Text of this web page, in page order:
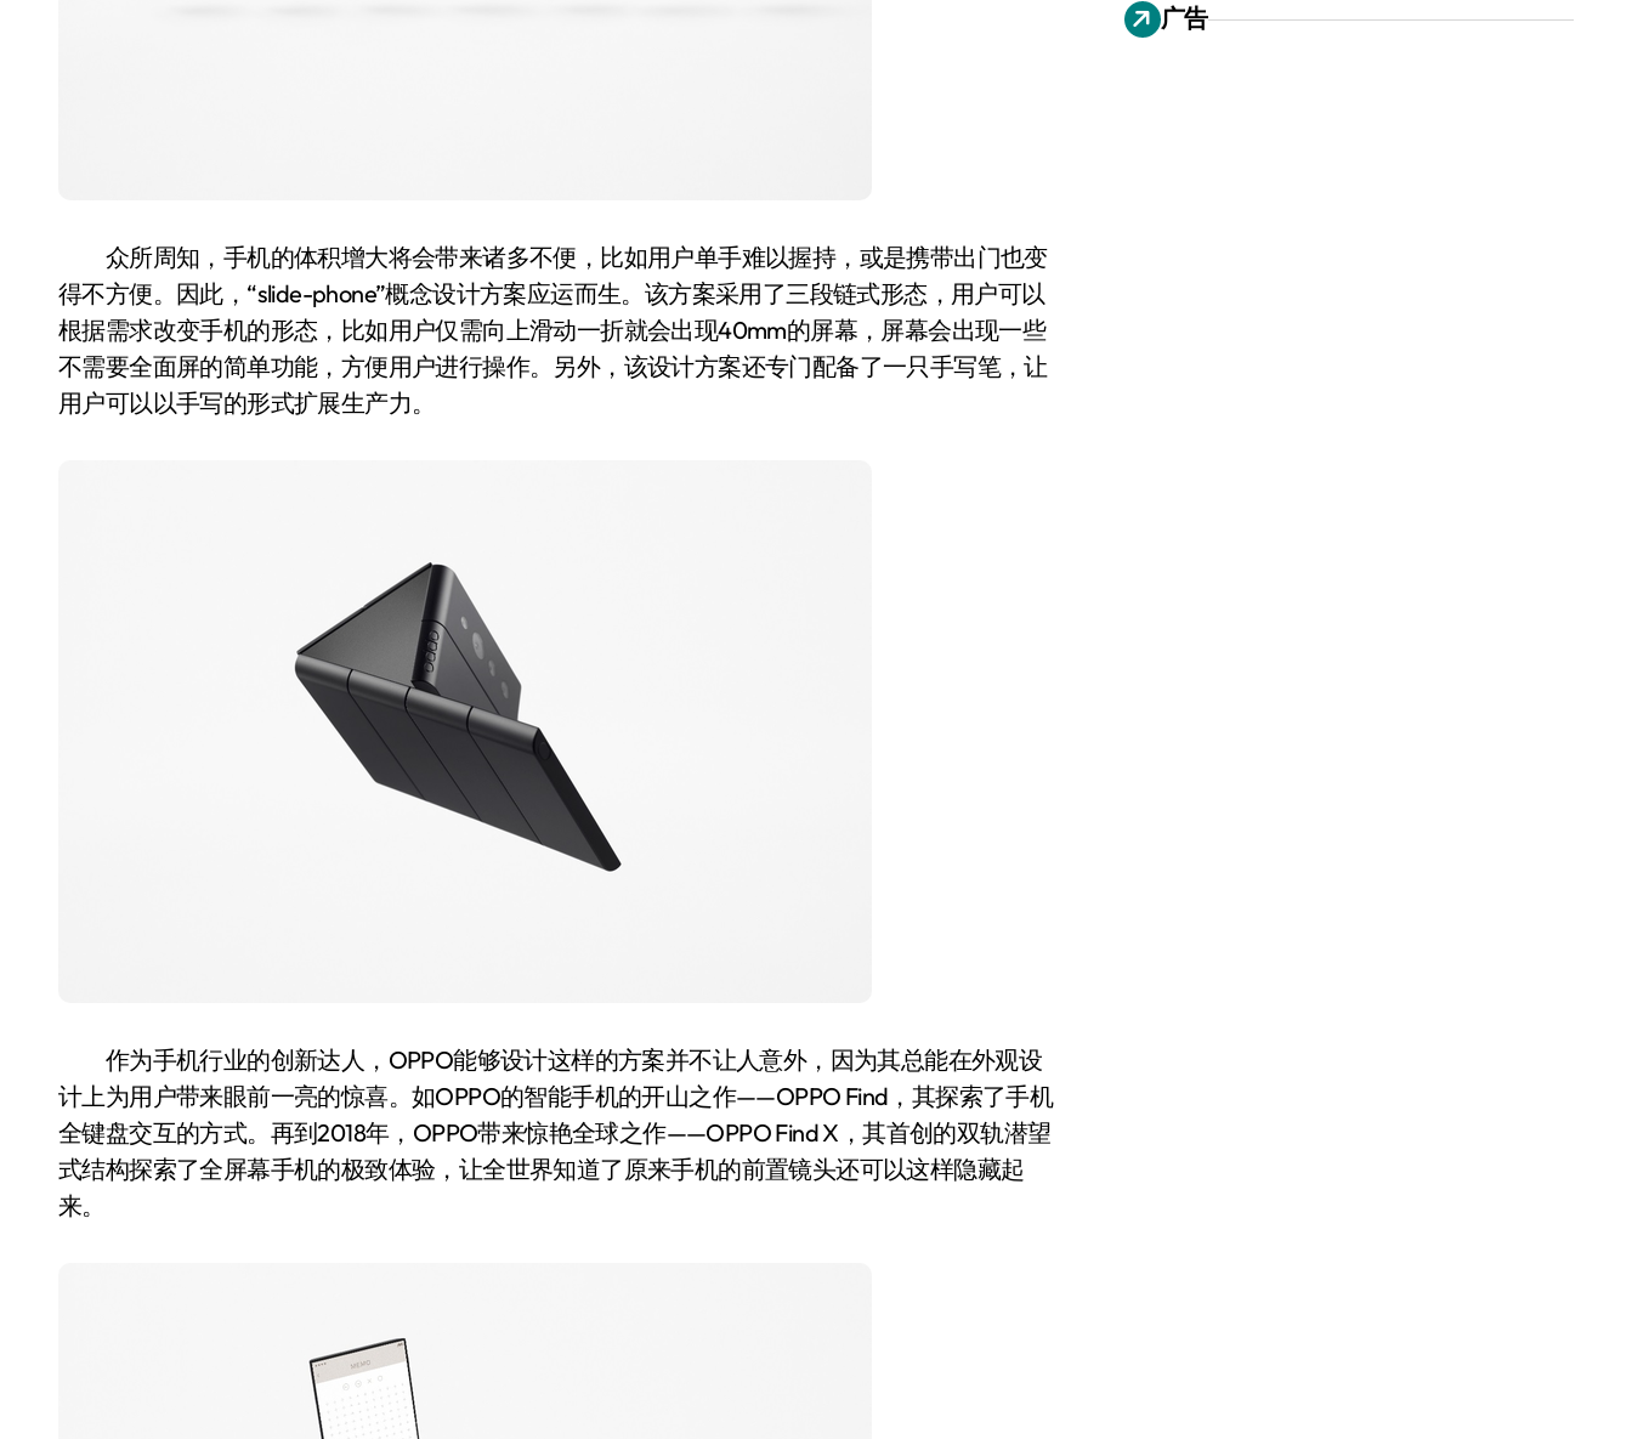
众所周知，手机的体积增大将会带来诸多不便，比如用户单手难以握持，或是携带出门也变
得不方便。因此，“slide-phone”概念设计方案应运而生。该方案采用了三段链式形态，用户可以
根据需求改变手机的形态，比如用户仅需向上滑动一折就会出现40mm的屏幕，屏幕会出现一些
不需要全面屏的简单功能，方便用户进行操作。另外，该设计方案还专门配备了一只手写笔，让
用户可以以手写的形式扩展生产力。
作为手机行业的创新达人，OPPO能够设计这样的方案并不让人意外，因为其总能在外观设
计上为用户带来眼前一亮的惊喜。如OPPO的智能手机的开山之作——OPPO Find，其探索了手机
全键盘交互的方式。再到2018年，OPPO带来惊艳全球之作——OPPO Find X，其首创的双轨潜望
式结构探索了全屏幕手机的极致体验，让全世界知道了原来手机的前置镜头还可以这样隐藏起
来。
广告